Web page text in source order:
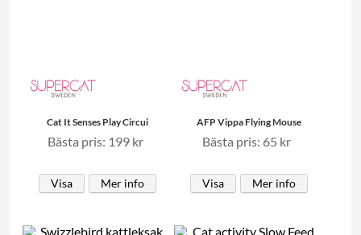
Cat It Senses Play Circui
Bästa pris: 199 kr
Visa Mer info
AFP Vippa Flying Mouse
Bästa pris: 65 kr
Visa Mer info